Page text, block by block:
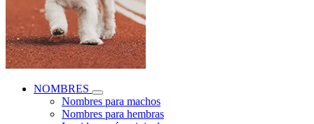
NOMBRES
Nombres para machos
Nombres para hembras